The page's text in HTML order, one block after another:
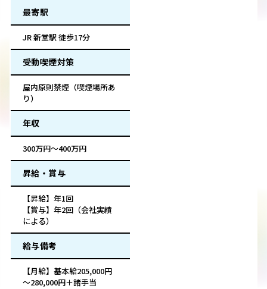
最寄駅
JR 新堂駅 徒歩17分
受動喫煙対策
屋内原則禁煙（喫煙場所あ
り）
年収
300万円～400万円
昇給・賞与
【昇給】年1回
【賞与】年2回（会社実績
による）
給与備考
【月給】基本給205,000円
～280,000円＋諸手当